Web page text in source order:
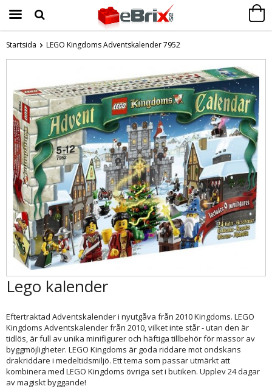
Startsida LEGO Kingdoms Adventskalender 7952
Lego kalender
Eftertraktad Adventskalender i nyutgåva från 2010 Kingdoms. LEGO
Kingdoms Adventskalender från 2010, vilket inte står - utan den är
tidlös, är full av unika minifigurer och häftiga tillbehör för massor av
byggmöjligheter. LEGO Kingdoms är goda riddare mot ondskans
drakriddare i medeltidsmiljö. Ett tema som passar utmärkt att
kombinera med LEGO Kingdoms övriga set i butiken. Upplev 24 dagar
av magiskt byggande!